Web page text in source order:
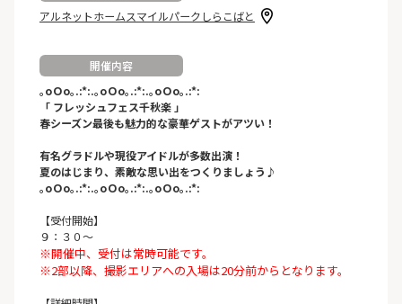
アルネットホームスマイルパークしらこばと
開催内容
｡oＯo｡.:*:.｡oＯo｡.:*:.｡oＯo｡.:*:
「 フレッシュフェス千秋楽 」
春シーズン最後も魅力的な豪華ゲストがアツい！
有名グラドルや現役アイドルが多数出演！
夏のはじまり、素敵な思い出をつくりましょう♪
｡oＯo｡.:*:.｡oＯo｡.:*:.｡oＯo｡.:*:
【受付開始】
９：３０〜
※開催中、受付は常時可能です。
※2部以降、撮影エリアへの入場は20分前からとなります。